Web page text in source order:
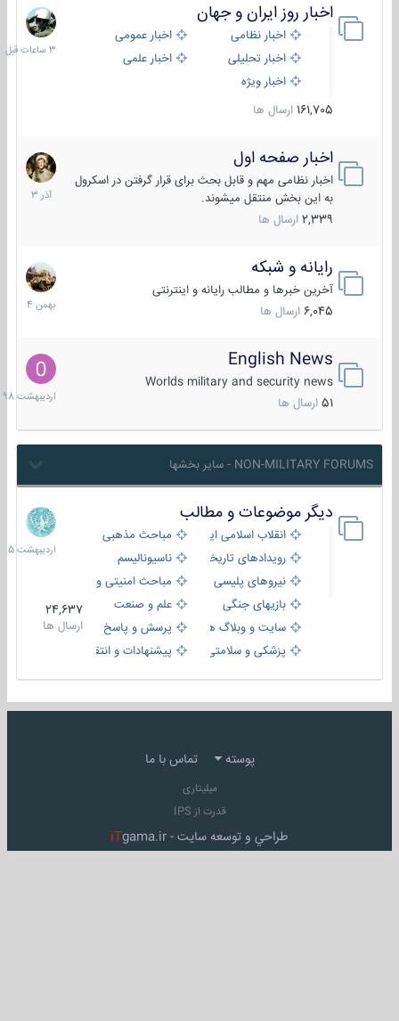
اخبار روز ایران و جهان
اخبار نظامی
اخبار عمومی
اخبار تحلیلی
اخبار علمی
اخبار ویژه
161,705 ارسال ها
3
ساعات
قبل
اخبار صفحه اول
اخبار نظامی مهم و قابل بحث برای قرار گرفتن در اسکرول
به این بخش منتقل میشوند.
2,339 ارسال ها
7
آذر
1403
رایانه و شبکه
آخرین خبرها و مطالب رایانه و اینترنتی
6,045 ارسال ها
30
بهمن
1404
English News
Worlds military and security news
51 ارسال ها
10
1398
NON-MILITARY FORUMS - سایر بخشها
دیگر موضوعات و مطالب
انقلاب اسلامی ایران
مباحث مذهبی
رویدادهای تاریخی و مذهبیناسیونالیسم
نیروهای پلیسی
مباحث امنیتی و اطلاعاتی
بازیهای جنگی
علم و صنعت
سایت و وبلاگ ها
پرسش و پاسخ
پزشکی و سلامتی
پیشنهادات و انتقادات
24,637
ارسال ها
8
1405
پوسته تماس با ما
میلیتاری
قدرت از IPS
طراحي و توسعه سايت - iTgama.ir